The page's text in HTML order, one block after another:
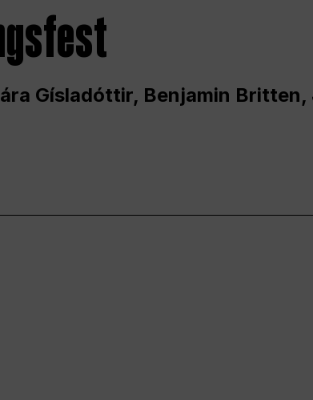
Gísladóttir, Benjamin Britten,